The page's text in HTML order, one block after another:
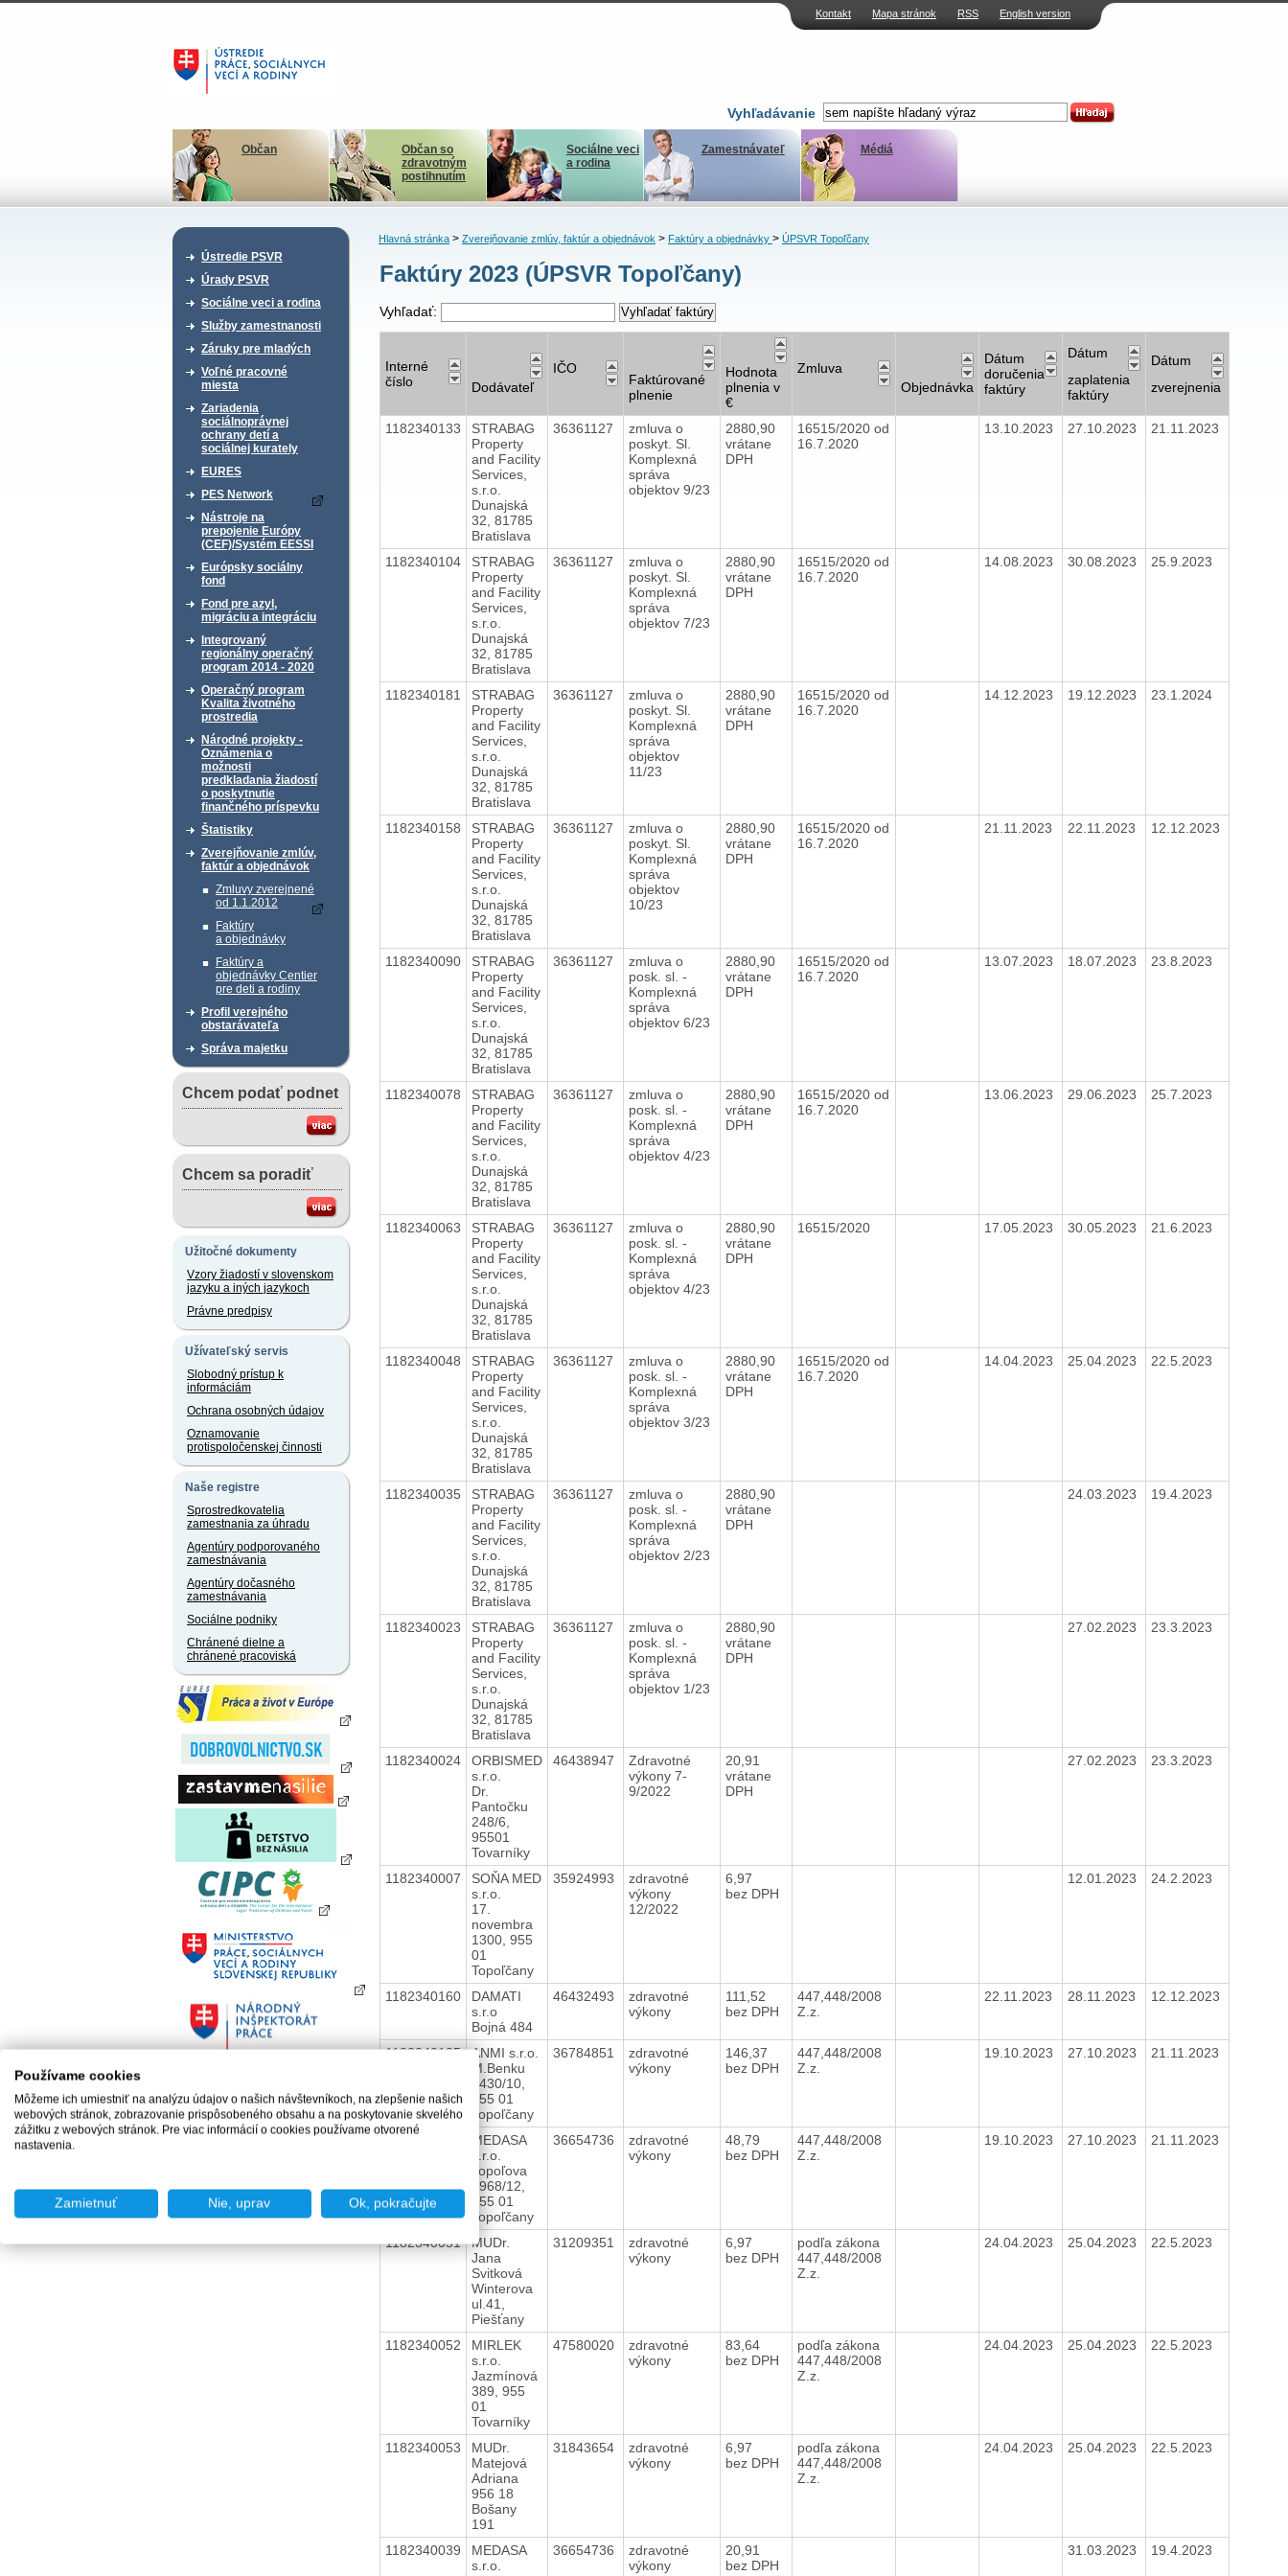
Kontakt Mapa stránok RSS English version
Vyhľadávanie
Občan
Občan so
zdravotným
postihnutím
Sociálne veci
a rodina
Zamestnávateľ Médiá
Ústredie PSVR
Úrady PSVR
Sociálne veci a rodina
Služby zamestnanosti
Záruky pre mladých
Voľné pracovné
miesta
Zariadenia
sociálnoprávnej
ochrany detí a
sociálnej kurately
EURES
PES Network
Nástroje na
prepojenie Európy
(CEF)/Systém EESSI
Európsky sociálny
fond
Fond pre azyl,
migráciu a integráciu
Integrovaný
regionálny operačný
program 2014 - 2020
Operačný program
Kvalita životného
prostredia
Národné projekty -
Oznámenia o
možnosti
predkladania žiadostí
o poskytnutie
finančného príspevku
Štatistiky
Zverejňovanie zmlúv,
faktúr a objednávok
Zmluvy zverejnené
od 1.1.2012
Faktúry
a objednávky
Faktúry a
objednávky Centier
pre deti a rodiny
Profil verejného
obstarávateľa
Správa majetku
Chcem podať podnet
Chcem sa poradiť
Užitočné dokumenty
Vzory žiadostí v slovenskom
jazyku a iných jazykoch
Právne predpisy
Užívateľský servis
Slobodný prístup k
informáciám
Ochrana osobných údajov
Oznamovanie
protispoločenskej činnosti
Naše registre
Sprostredkovatelia
zamestnania za úhradu
Agentúry podporovaného
zamestnávania
Agentúry dočasného
zamestnávania
Sociálne podniky
Chránené dielne a
chránené pracoviská
Hlavná stránka> Zverejňovanie zmlúv, faktúr a objednávok> Faktúry a objednávky > ÚPSVR Topoľčany
Faktúry 2023 (ÚPSVR Topoľčany)
Vyhľadať:
Interné
číslo
Dodávateľ
IČO
Faktúrované
plnenie
Hodnota
plnenia v
€
Zmluva
Objednávka
Dátum
doručenia
faktúry
Dátum
zaplatenia
faktúry
Dátum
zverejnenia
1182340133
STRABAG
Property
and Facility
Services,
s.r.o.
Dunajská
32, 81785
Bratislava
36361127
zmluva o
poskyt. Sl.
Komplexná
správa
objektov 9/23
2880,90
vrátane
DPH
16515/2020 od
16.7.2020
13.10.2023 27.10.2023 21.11.2023
1182340104
STRABAG
Property
and Facility
Services,
s.r.o.
Dunajská
32, 81785
Bratislava
36361127
zmluva o
poskyt. Sl.
Komplexná
správa
objektov 7/23
2880,90
vrátane
DPH
16515/2020 od
16.7.2020
14.08.2023 30.08.2023 25.9.2023
1182340181
STRABAG
Property
and Facility
Services,
s.r.o.
Dunajská
32, 81785
Bratislava
36361127
zmluva o
poskyt. Sl.
Komplexná
správa
objektov
11/23
2880,90
vrátane
DPH
16515/2020 od
16.7.2020
14.12.2023 19.12.2023 23.1.2024
1182340158
STRABAG
Property
and Facility
Services,
s.r.o.
Dunajská
32, 81785
Bratislava
36361127
zmluva o
poskyt. Sl.
Komplexná
správa
objektov
10/23
2880,90
vrátane
DPH
16515/2020 od
16.7.2020
21.11.2023 22.11.2023 12.12.2023
1182340090
STRABAG
Property
and Facility
Services,
s.r.o.
Dunajská
32, 81785
Bratislava
36361127
zmluva o
posk. sl. -
Komplexná
správa
objektov 6/23
2880,90
vrátane
DPH
16515/2020 od
16.7.2020
13.07.2023 18.07.2023 23.8.2023
1182340078
STRABAG
Property
and Facility
Services,
s.r.o.
Dunajská
32, 81785
Bratislava
36361127
zmluva o
posk. sl. -
Komplexná
správa
objektov 4/23
2880,90
vrátane
DPH
16515/2020 od
16.7.2020
13.06.2023 29.06.2023 25.7.2023
1182340063
STRABAG
Property
and Facility
Services,
s.r.o.
Dunajská
32, 81785
Bratislava
36361127
zmluva o
posk. sl. -
Komplexná
správa
objektov 4/23
2880,90
vrátane
DPH
16515/2020 17.05.2023 30.05.2023 21.6.2023
1182340048
STRABAG
Property
and Facility
Services,
s.r.o.
Dunajská
32, 81785
Bratislava
36361127
zmluva o
posk. sl. -
Komplexná
správa
objektov 3/23
2880,90
vrátane
DPH
16515/2020 od
16.7.2020
14.04.2023 25.04.2023 22.5.2023
1182340035
STRABAG
Property
and Facility
Services,
s.r.o.
Dunajská
32, 81785
Bratislava
36361127
zmluva o
posk. sl. -
Komplexná
správa
objektov 2/23
2880,90
vrátane
DPH
24.03.2023 19.4.2023
1182340023
STRABAG
Property
and Facility
Services,
s.r.o.
Dunajská
32, 81785
Bratislava
36361127
zmluva o
posk. sl. -
Komplexná
správa
objektov 1/23
2880,90
vrátane
DPH
27.02.2023 23.3.2023
1182340024
ORBISMED
s.r.o.
Dr.
Pantočku
248/6,
95501
Tovarníky
46438947
Zdravotné
výkony 7-
9/2022
20,91
vrátane
DPH
27.02.2023 23.3.2023
1182340007
SOŇA MED
s.r.o.
17.
novembra
1300, 955
01
Topoľčany
35924993
zdravotné
výkony
12/2022
6,97
bez DPH
12.01.2023 24.2.2023
1182340160
DAMATI
s.r.o
Bojná 484
46432493
zdravotné
výkony
111,52
bez DPH
447,448/2008
Z.z.
22.11.2023 28.11.2023 12.12.2023
1182340135
ANMI s.r.o.
M.Benku
2430/10,
955 01
Topoľčany
36784851
zdravotné
výkony
146,37
bez DPH
447,448/2008
Z.z.
19.10.2023 27.10.2023 21.11.2023
MEDASA
s.r.o.
Topoľova
1968/12,
955 01
Topoľčany
36654736
zdravotné
výkony
48,79
bez DPH
447,448/2008
Z.z.
19.10.2023 27.10.2023 21.11.2023
1182340051
MUDr.
Jana
Svitková
Winterova
ul.41,
Piešťany
31209351
zdravotné
výkony
6,97
bez DPH
podľa zákona
447,448/2008
Z.z.
24.04.2023 25.04.2023 22.5.2023
1182340052
MIRLEK
s.r.o.
Jazmínová
389, 955
01
Tovarníky
47580020
zdravotné
výkony
83,64
bez DPH
podľa zákona
447,448/2008
Z.z.
24.04.2023 25.04.2023 22.5.2023
1182340053
MUDr.
Matejová
Adriana
956 18
Bošany
191
31843654
zdravotné
výkony
6,97
bez DPH
podľa zákona
447,448/2008
Z.z.
24.04.2023 25.04.2023 22.5.2023
1182340039
MEDASA
s.r.o.
36654736
zdravotné
výkony
20,91
bez DPH
31.03.2023 19.4.2023
Používame cookies
Môžeme ich umiestniť na analýzu údajov o našich návštevníkoch, na zlepšenie našich
webových stránok, zobrazovanie prispôsobeného obsahu a na poskytovanie skvelého
zážitku z webových stránok. Pre viac informácií o cookies používame otvorené
nastavenia.
Zamietnuť Nie, uprav Ok, pokračujte